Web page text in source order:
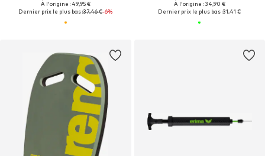
À l'origine : 49,95 €
Dernier prix le plus bas :37,46 €-6%
À l'origine : 34,90 €
Dernier prix le plus bas :31,41 €